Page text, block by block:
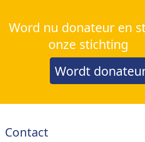
Word nu donateur en
onze stichting
Wordt
Contact